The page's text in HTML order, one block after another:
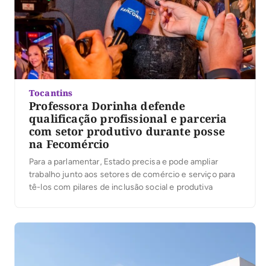
Tocantins
Professora Dorinha defende
qualificação profissional e parceria
com setor produtivo durante posse
na Fecomércio
Para a parlamentar, Estado precisa e pode ampliar
trabalho junto aos setores de comércio e serviço para
tê-los com pilares de inclusão social e produtiva